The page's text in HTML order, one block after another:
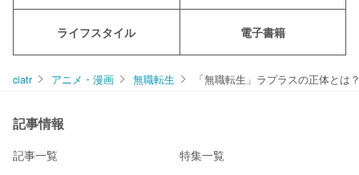
ライフスタイル 電子書籍
ciatr アニメ・漫画 無職転生 「無職転生」ラプラスの正体と
記事情報
記事一覧 特集一覧